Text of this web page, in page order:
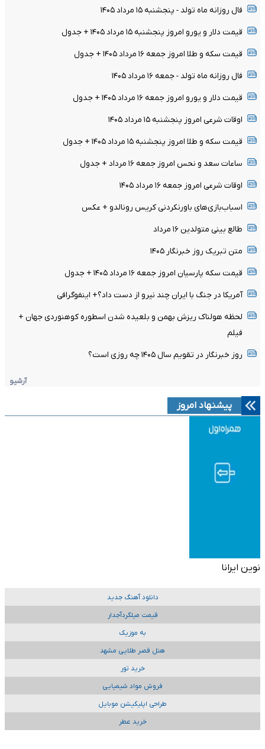
فال روزانه ماه تولد - پنجشنبه ۱۵ مرداد ۱۴۰۵
قیمت دلار و یورو امروز پنجشنبه ۱۵ مرداد ۱۴۰۵ + جدول
قیمت سکه و طلا امروز جمعه ۱۶ مرداد ۱۴۰۵ + جدول
فال روزانه ماه تولد - جمعه ۱۶ مرداد ۱۴۰۵
قیمت دلار و یورو امروز جمعه ۱۶ مرداد ۱۴۰۵ + جدول
اوقات شرعی امروز پنجشنبه ۱۵ مرداد ۱۴۰۵
قیمت سکه و طلا امروز پنجشنبه ۱۵ مرداد ۱۴۰۵ + جدول
ساعات سعد و نحس امروز جمعه ۱۶ مرداد + جدول
اوقات شرعی امروز جمعه ۱۶ مرداد ۱۴۰۵
اسباب‌بازی‌های باورنکردنی کریس رونالدو + عکس
طالع بینی متولدین ۱۶ مرداد
متن تبریک روز خبرنگار ۱۴۰۵
قیمت سکه پارسیان امروز جمعه ۱۶ مرداد ۱۴۰۵ + جدول
آمریکا در جنگ با ایران چند نیرو از دست داد؟+ اینفوگرافی
لحظه هولناک ریزش بهمن و بلعیده شدن اسطوره کوهنوردی جهان +
فیلم
روز خبرنگار در تقویم سال ۱۴۰۵ چه روزی است؟
آرشیو
پیشنهاد امروز
نوین ایرانا
دانلود آهنگ جدید
قیمت میلگردآجدار
به موزیک
هتل قصر طلایی مشهد
خرید تور
فروش مواد شیمیایی
طراحی اپلیکیشن موبایل
خرید عطر